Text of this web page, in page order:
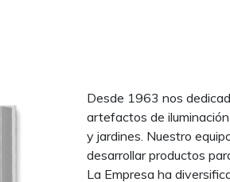
Desde 1963 nos
artefactos de
y jardines. Nuestro
desarrollar productos
La Empresa ha